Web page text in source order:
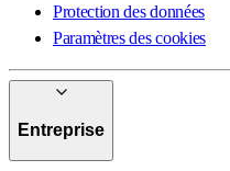
Protection des données
Paramètres des cookies
Entreprise